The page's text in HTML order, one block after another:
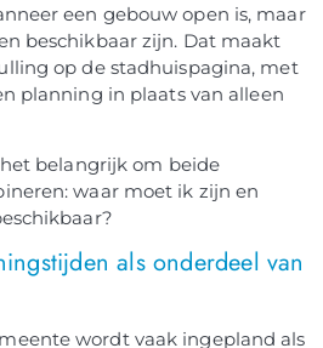
een gebouw open is, maar
beschikbaar zijn. Dat maakt
op de stadhuispagina, met
planning in plaats van alleen
belangrijk om beide
waar moet ik zijn en
als onderdeel van
wordt vaak ingepland als